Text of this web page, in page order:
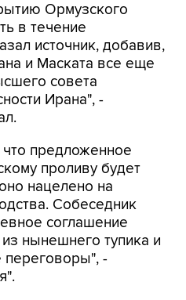
Ормузского
в течение
источник, добавив,
и Маската все еще
совета
Ирана", -
предложенное
проливу будет
нацелено на
Собеседник
соглашение
нынешнего тупика и
переговоры", -